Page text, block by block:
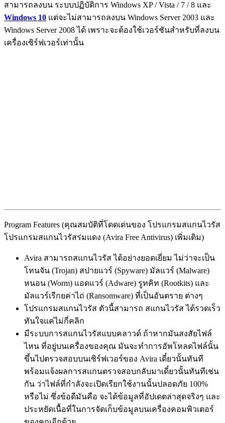
สามารถลงบน ระบบปฏิบัติการ Windows XP / Vista / 7 / 8 และ
Windows 10 แต่จะไม่สามารถลงบน Windows Server 2003 และ
Windows Server 2008 ได้ เพราะจะต้องใช้เวอร์ชันสำหรับที่ลงบน
เครื่องเซิร์ฟเวอร์เท่านั้น
Program Features (คุณสมบัติที่โดดเด่นของ โปรแกรมสแกนไวรัส
โปรแกรมสแกนไวรัสร่มแดง (Avira Free Antivirus) เพิ่มเติม)
Avira สามารถสแกนไวรัส ได้อย่างยอดเยี่ยม ไม่ว่าจะเป็น
โทนจัน (Trojan) สปายแวร์ (Spyware) มัลแวร์ (Malware)
หนอน (Worm) แอดแวร์ (Adware) รูทคิท (Rootkits) และ
มัลแวร์เรีกยค่าไถ่ (Ransomware) ที่เป็นอันตราย ต่างๆ
โปรแกรมสแกนไวรัส ตัวนี้สามารถ สแกนไวรัส ได้รวดเร็ว
ทันใจแค่ไม่กี่คลิก
มีระบบการสแกนไวรัสแบบคลาวด์ ถ้าหากมันสงสัยไฟล์
ไหน ที่อยู่บนเครื่องของคุณ มันจะทำการอัพโหลดไฟล์นั้น
ขึ้นไปตรวจสอบบนเซิร์ฟเวอร์ของ Avira เดี๋ยวนั้นทันที
พร้อมแจ้งผลการสแกนตรวจสอบกลับมาเดี๋ยวนั้นทันทีเช่น
กัน ว่าไฟล์ที่กำลังจะเปิดเรียกใช้งานนั้นปลอดภัย 100%
หรือไม่ ซึ่งข้อดีมันคือ จะได้ข้อมูลที่อัปเดตล่าสุดจริงๆ และ
ประหยัดเนื้อที่ในการจัดเก็บข้อมูลบนเครื่องคอมพิวเตอร์